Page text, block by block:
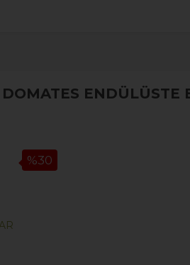
ENDÜLÜSTE
%30